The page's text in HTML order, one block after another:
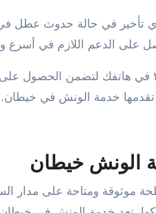
٧، لن تعاني من أي تأخير في
على الدعم اللازم في
احرص على حفظ رقم ونش خيطان ٢٤/٧ في
تقدمها خدمة الونش في خيطان.
الونش خيطان
ومتاحة على مدار